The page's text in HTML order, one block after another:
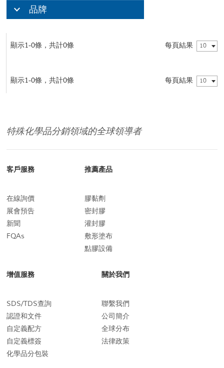
品牌
顯示1-0條，共計0條 每頁結果 10
顯示1-0條，共計0條 每頁結果 10
特殊化學品分銷領域的全球領導者
客戶服務
在線詢價
展會預告
新聞
FQAs
推薦產品
膠黏劑
密封膠
灌封膠
敷形塗布
點膠設備
增值服務
SDS/TDS查詢
認證和文件
自定義配方
自定義標簽
化學品分包裝
關於我們
聯繫我們
公司簡介
全球分布
法律政策